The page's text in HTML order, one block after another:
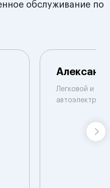
обслуживание по
Легковой и
автоэлектрик.